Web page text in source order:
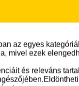
az egyes
mivel ezek
és releváns
A Toptarget